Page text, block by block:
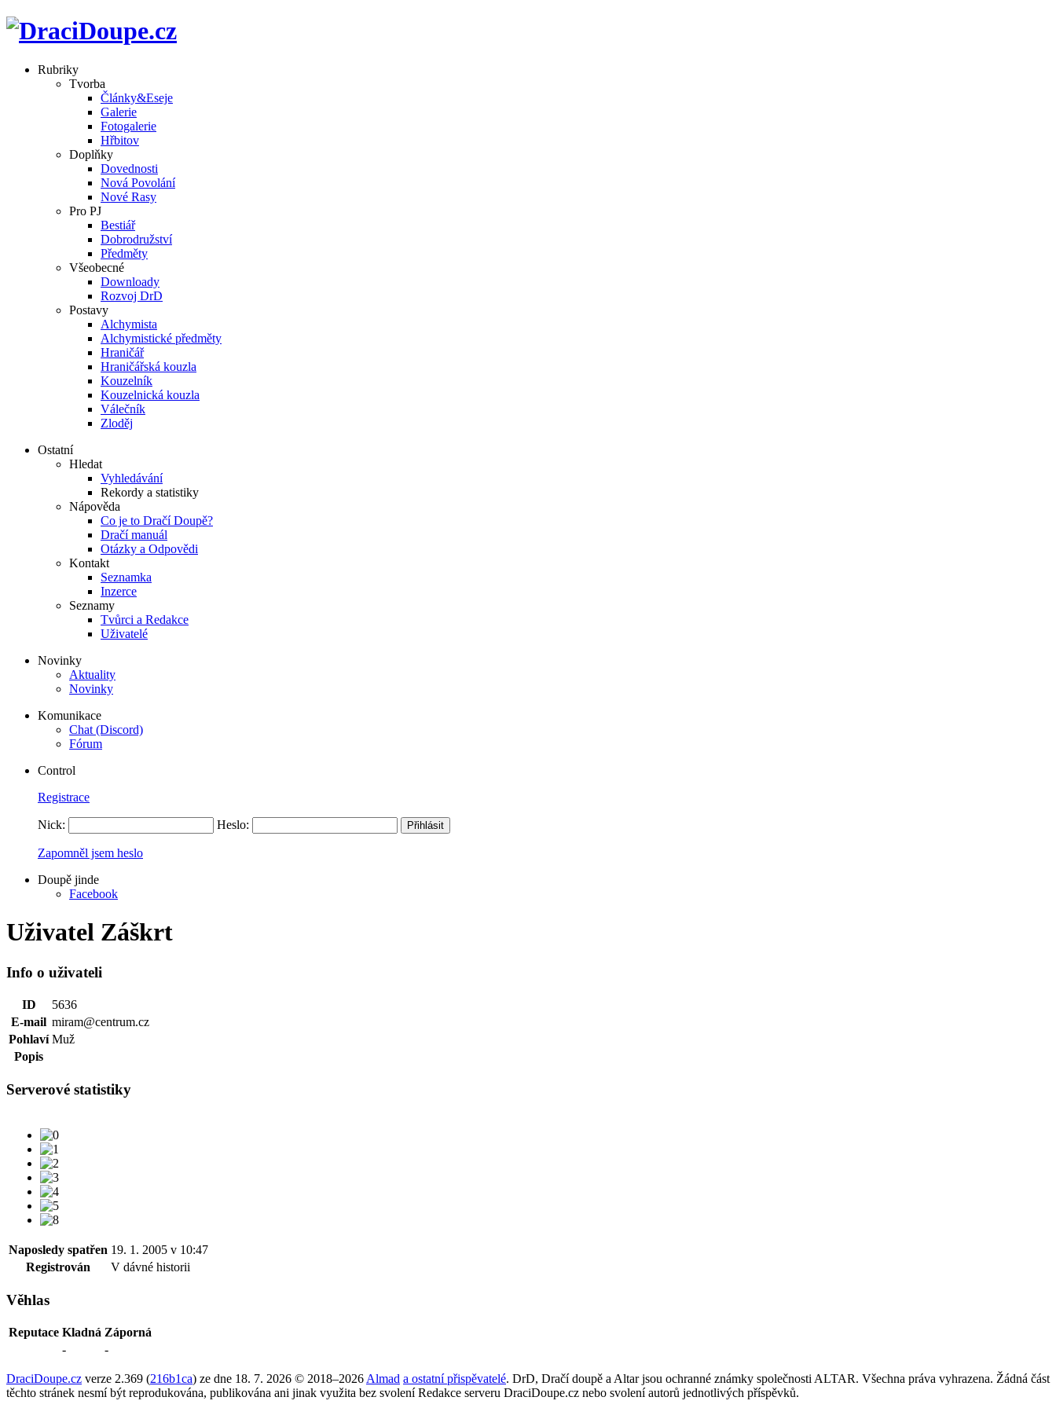
Rubriky
Tvorba
Články&Eseje
Galerie
Fotogalerie
Hřbitov
Doplňky
Dovednosti
Nová Povolání
Nové Rasy
Pro PJ
Bestiář
Dobrodružství
Předměty
Všeobecné
Downloady
Rozvoj DrD
Postavy
Alchymista
Alchymistické předměty
Hraničář
Hraničářská kouzla
Kouzelník
Kouzelnická kouzla
Válečník
Zloděj
Ostatní
Hledat
Vyhledávání
Rekordy a statistiky
Nápověda
Co je to Dračí Doupě?
Dračí manuál
Otázky a Odpovědi
Kontakt
Seznamka
Inzerce
Seznamy
Tvůrci a Redakce
Uživatelé
Novinky
Aktuality
Novinky
Komunikace
Chat (Discord)
Fórum
Control
Registrace
Nick: Heslo:
Zapomněl jsem heslo
Doupě jinde
Facebook
Uživatel Záškrt
Info o uživateli
ID
5636
E-mail miram@centrum.cz
Pohlaví Muž
Popis
Serverové statistiky
Naposledy spatřen 19. 1. 2005 v 10:47
Registrován
V dávné historii
Věhlas
Reputace Kladná Záporná
-
-
DraciDoupe.cz verze 2.369 (216b1ca) ze dne 18. 7. 2026 © 2018–2026 Almad a ostatní přispěvatelé. DrD, Dračí doupě a Altar jsou ochranné známky společnosti ALTAR. Všechna práva vyhrazena. Žádná část
těchto stránek nesmí být reprodukována, publikována ani jinak využita bez svolení Redakce serveru DraciDoupe.cz nebo svolení autorů jednotlivých příspěvků.